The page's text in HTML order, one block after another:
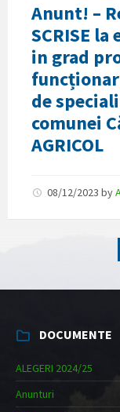
Anunt! –
SCRISE
in grad
de
comunei
AGRICOL
08/12/2023 by
DOCUMENTE
ALEGERI 2024/25
Anunturi